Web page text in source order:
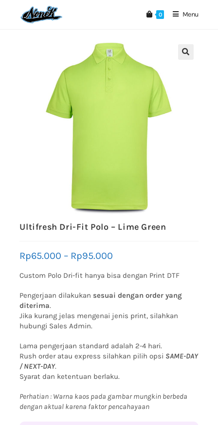
0 Menu
Ultifresh Dri-Fit Polo – Lime Green
Rp65.000 – Rp95.000
Custom Polo Dri-fit hanya bisa dengan Print DTF
Pengerjaan dilakukan sesuai dengan order yang
diterima.
Jika kurang jelas mengenai jenis print, silahkan
hubungi Sales Admin.
Lama pengerjaan standard adalah 2-4 hari.
Rush order atau express silahkan pilih opsi SAME-DAY
/ NEXT-DAY.
Syarat dan ketentuan berlaku.
Perhatian : Warna kaos pada gambar mungkin berbeda
dengan aktual karena faktor pencahayaan